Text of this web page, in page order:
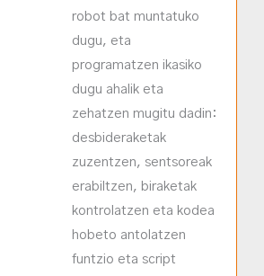
robot bat muntatuko
dugu, eta
programatzen ikasiko
dugu ahalik eta
zehatzen mugitu dadin:
desbideraketak
zuzentzen, sentsoreak
erabiltzen, biraketak
kontrolatzen eta kodea
hobeto antolatzen
funtzio eta script